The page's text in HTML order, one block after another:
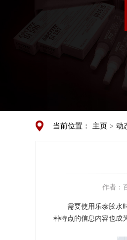
当前位置： 主页 > 动
作者：
需要使用乐泰胶水
种特点的信息内容也成